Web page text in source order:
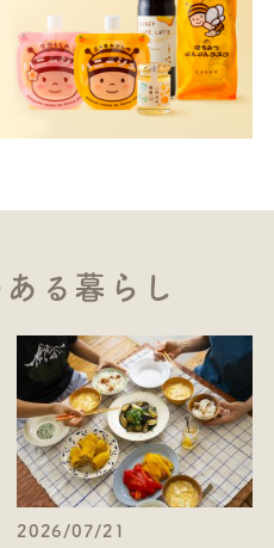
る暮らし
2026/07/21